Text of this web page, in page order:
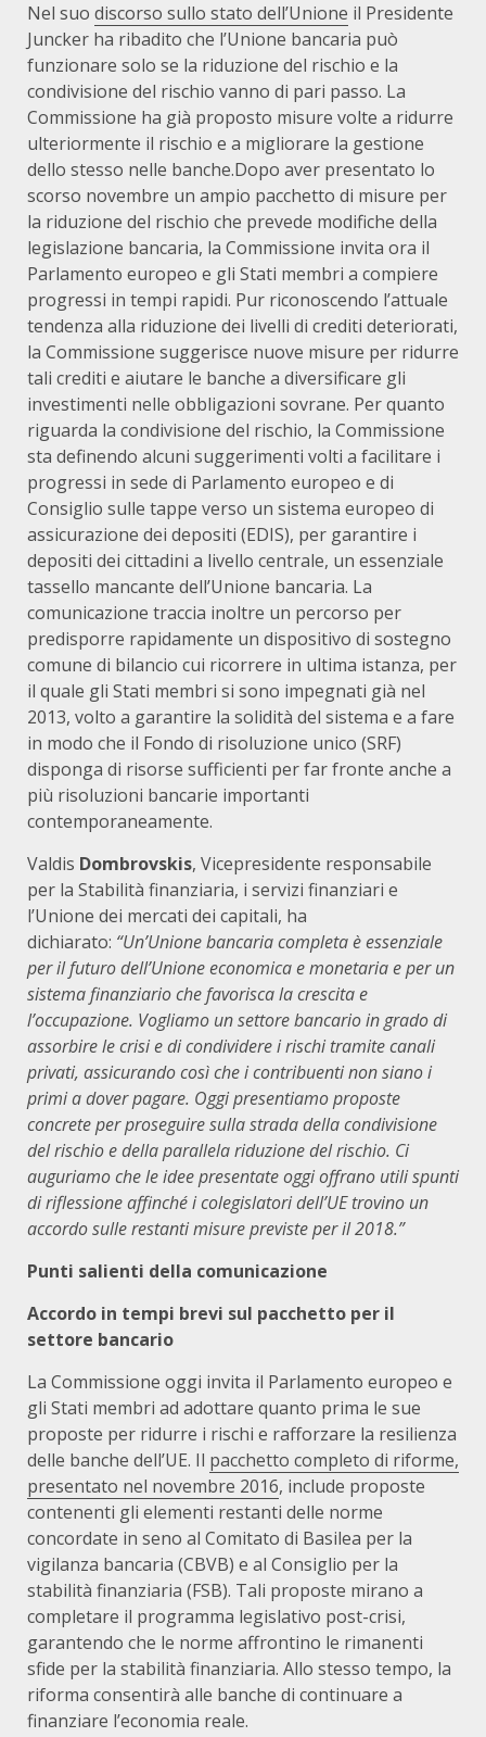
Nel suo discorso sullo stato dell’Unione il Presidente
Juncker ha ribadito che l’Unione bancaria può
funzionare solo se la riduzione del rischio e la
condivisione del rischio vanno di pari passo. La
Commissione ha già proposto misure volte a ridurre
ulteriormente il rischio e a migliorare la gestione
dello stesso nelle banche.Dopo aver presentato lo
scorso novembre un ampio pacchetto di misure per
la riduzione del rischio che prevede modifiche della
legislazione bancaria, la Commissione invita ora il
Parlamento europeo e gli Stati membri a compiere
progressi in tempi rapidi. Pur riconoscendo l’attuale
tendenza alla riduzione dei livelli di crediti deteriorati,
la Commissione suggerisce nuove misure per ridurre
tali crediti e aiutare le banche a diversificare gli
investimenti nelle obbligazioni sovrane. Per quanto
riguarda la condivisione del rischio, la Commissione
sta definendo alcuni suggerimenti volti a facilitare i
progressi in sede di Parlamento europeo e di
Consiglio sulle tappe verso un sistema europeo di
assicurazione dei depositi (EDIS), per garantire i
depositi dei cittadini a livello centrale, un essenziale
tassello mancante dell’Unione bancaria. La
comunicazione traccia inoltre un percorso per
predisporre rapidamente un dispositivo di sostegno
comune di bilancio cui ricorrere in ultima istanza, per
il quale gli Stati membri si sono impegnati già nel
2013, volto a garantire la solidità del sistema e a fare
in modo che il Fondo di risoluzione unico (SRF)
disponga di risorse sufficienti per far fronte anche a
più risoluzioni bancarie importanti
contemporaneamente.
Valdis Dombrovskis, Vicepresidente responsabile
per la Stabilità finanziaria, i servizi finanziari e
l’Unione dei mercati dei capitali, ha
dichiarato: “Un’Unione bancaria completa è essenziale
per il futuro dell’Unione economica e monetaria e per un
sistema finanziario che favorisca la crescita e
l’occupazione. Vogliamo un settore bancario in grado di
assorbire le crisi e di condividere i rischi tramite canali
privati, assicurando così che i contribuenti non siano i
primi a dover pagare. Oggi presentiamo proposte
concrete per proseguire sulla strada della condivisione
del rischio e della parallela riduzione del rischio. Ci
auguriamo che le idee presentate oggi offrano utili spunti
di riflessione affinché i colegislatori dell’UE trovino un
accordo sulle restanti misure previste per il 2018.”
Punti salienti della comunicazione
Accordo in tempi brevi sul pacchetto per il
settore bancario
La Commissione oggi invita il Parlamento europeo e
gli Stati membri ad adottare quanto prima le sue
proposte per ridurre i rischi e rafforzare la resilienza
delle banche dell’UE. Il pacchetto completo di riforme,
presentato nel novembre 2016, include proposte
contenenti gli elementi restanti delle norme
concordate in seno al Comitato di Basilea per la
vigilanza bancaria (CBVB) e al Consiglio per la
stabilità finanziaria (FSB). Tali proposte mirano a
completare il programma legislativo post-crisi,
garantendo che le norme affrontino le rimanenti
sfide per la stabilità finanziaria. Allo stesso tempo, la
riforma consentirà alle banche di continuare a
finanziare l’economia reale.